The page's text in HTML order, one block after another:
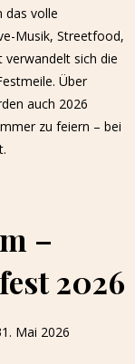
das volle
Musik, Streetfood,
verwandelt sich die
Über
auch 2026
zu feiern – bei
–
2026
Mai 2026